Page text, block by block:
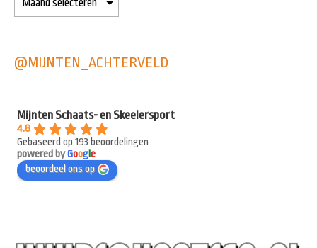
@MIJNTEN_ACHTERVELD
Mijnten Schaats- en Skeelersport
4.8
Gebaseerd op 193 beoordelingen
powered byGooge
beoordeel ons op